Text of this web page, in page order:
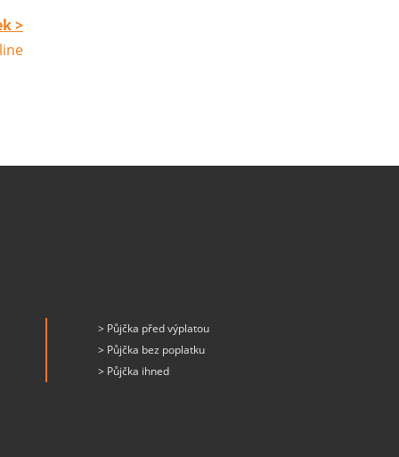
>
> Půjčka před výplatou
> Půjčka bez poplatku
> Půjčka ihned